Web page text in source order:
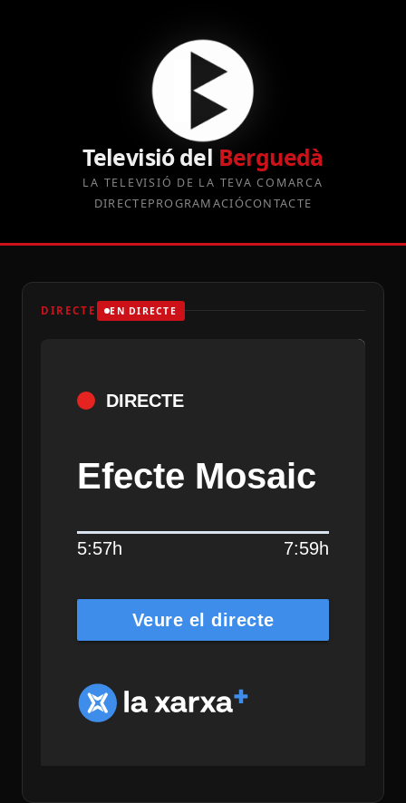
Televisió del Berguedà
LA TELEVISIÓ DE LA TEVA COMARCA
DIRECTEPROGRAMACIÓCONTACTE
DIRECTE EN DIRECTE
DIRECTE
Efecte Mosaic
5:57h 7:59h
Veure el directe